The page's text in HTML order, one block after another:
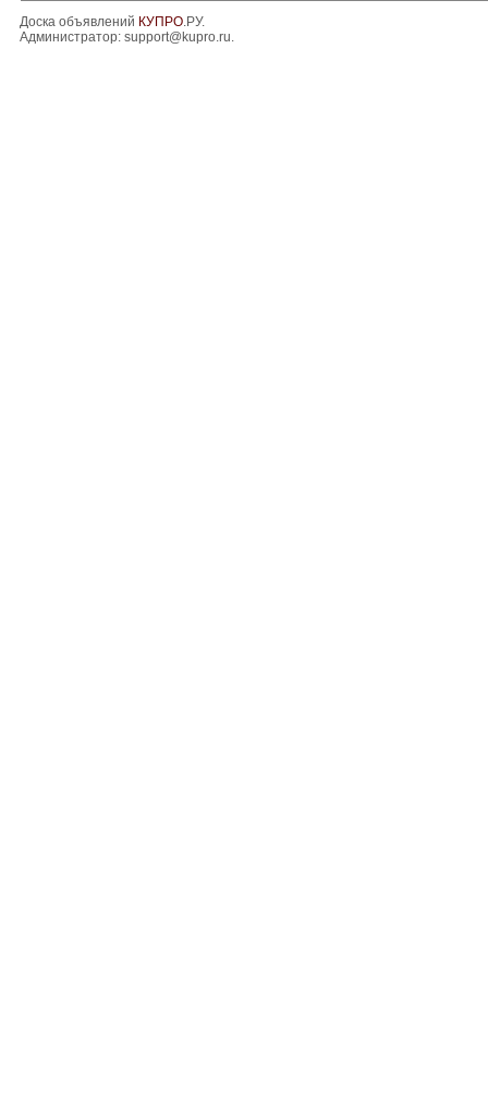
Доска объявлений КУПРО.РУ.
Администратор: support@kupro.ru.